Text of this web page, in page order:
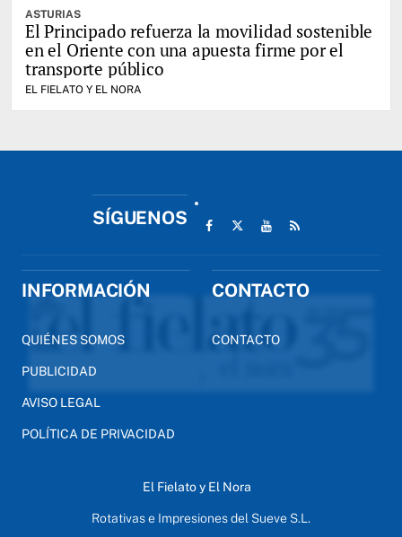
ASTURIAS
El Principado refuerza la movilidad sostenible
en el Oriente con una apuesta firme por el
transporte público
EL FIELATO Y EL NORA
SÍGUENOS
INFORMACIÓN
QUIÉNES SOMOS
PUBLICIDAD
AVISO LEGAL
POLÍTICA DE PRIVACIDAD
CONTACTO
CONTACTO
El Fielato y El Nora
Rotativas e Impresiones del Sueve S.L.